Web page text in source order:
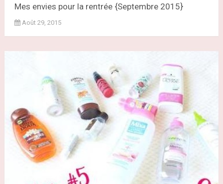
Mes envies pour la rentrée {Septembre 2015}
Août 29, 2015